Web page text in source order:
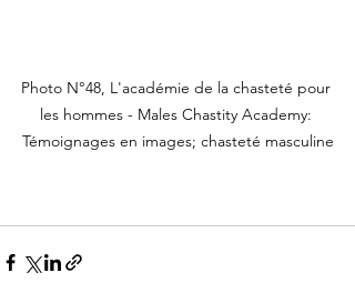
Photo N°48, L'académie de la chasteté pour
les hommes - Males Chastity Academy:
Témoignages en images; chasteté masculine